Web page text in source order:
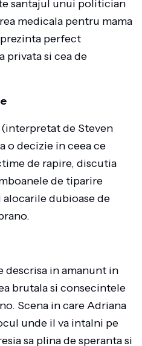
santajul unui politician
medicala pentru mama
perfect
privata si cea de
de Steven
o decizie in ceea ce
de rapire, discutia
de tiparire
dubioase de
descrisa in amanunt in
brutala si consecintele
Scena in care Adriana
unde il va intalni pe
sa plina de speranta si